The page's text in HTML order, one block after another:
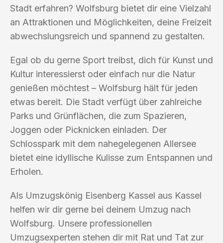
Stadt erfahren? Wolfsburg bietet dir eine Vielzahl
an Attraktionen und Möglichkeiten, deine Freizeit
abwechslungsreich und spannend zu gestalten.
Egal ob du gerne Sport treibst, dich für Kunst und
Kultur interessierst oder einfach nur die Natur
genießen möchtest – Wolfsburg hält für jeden
etwas bereit. Die Stadt verfügt über zahlreiche
Parks und Grünflächen, die zum Spazieren,
Joggen oder Picknicken einladen. Der
Schlosspark mit dem nahegelegenen Allersee
bietet eine idyllische Kulisse zum Entspannen und
Erholen.
Als Umzugskönig Eisenberg Kassel aus Kassel
helfen wir dir gerne bei deinem Umzug nach
Wolfsburg. Unsere professionellen
Umzugsexperten stehen dir mit Rat und Tat zur